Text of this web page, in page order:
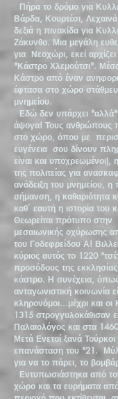
Πήρα το δρόμο για
Βάρδα, Κουρτέσι,
δεξιά η πινακίδα για
Ζάκυνθο. Μια μεγάλη
για Νεοχώρι, εκεί
"Κάστρο Χλεμούτσι".
Κάστρο από έναν
έφτασα στο χώρο
μνημείου.
Εδώ δεν υπάρχει
άψογα! Τους ανθρώπους
στο χώρο, όπου με
ευγένεια σου δίνουν
είναι και υποχρεωμένοι),
της πολιτείας για
ανάδειξη του μνημείου,
σήμανση, η καθαριότητα
καθ΄ εαυτή η ιστορία του
Θεωρείται πρότυπο
μεσαιωνικής οχύρωσης
του Γοδεφρείδου Α!
κύριος αυτός το 1220
προσόδους της εκκλησίας
κάστρο. Η συνέχεια,
ανταγωνιστική κοινωνία
κληρονόμοι...μέχρι και οι
1315 στρογγυλοκάθισαν
Παλαιολόγος και στα
Μετά Ενετοί ξανά Τούρκοι
επανάσταση του "21.
για να το πάρει, το
Εντυπωσιάστηκα από
χώρο και τα ευρήματα